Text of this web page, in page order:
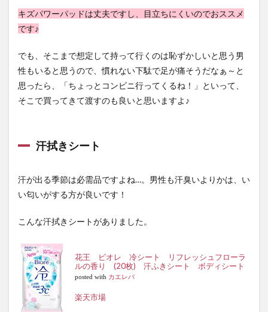
キズパワーパッドは丈夫ですし、目立ちにくいのでおススメ
です♪
でも、そこまで想定して持って行くのは恥ずかしいと思う男
性もいると思うので、慣れない下駄で足が痛そうだなぁ～と
思ったら、「ちょっとコンビニ行ってくるね！」といって、
そこで買ってきて渡すのも良いと思いますよ♪
汗拭きシート
汗が出る季節は必需品ですよね…。男性も汗臭いよりかは、い
い匂いがする方が良いです！
こんな汗拭きシートがありました。
花王 ビオレ 冷シート リフレッシュフローラ
ルの香り (20枚) 汗ふきシート ボディシート
posted with カエレバ
楽天市場